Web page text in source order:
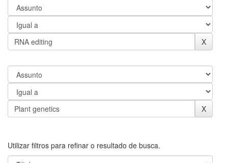
Utilizar filtros para refinar o resultado de busca.